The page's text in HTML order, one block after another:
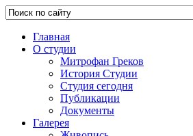
Главная
О студии
Митрофан Греков
История Студии
Студия сегодня
Публикации
Документы
Галерея